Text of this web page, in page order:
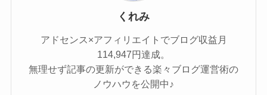
くれみ
アドセンス×アフィリエイトでブログ収益月
114,947円達成。
無理せず記事の更新ができる楽々ブログ運営術の
ノウハウを公開中♪